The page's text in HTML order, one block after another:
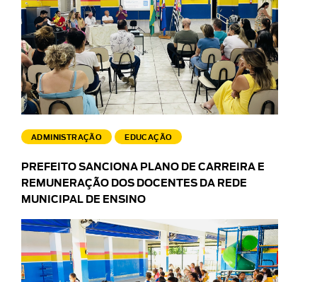
ADMINISTRAÇÃO EDUCAÇÃO
PREFEITO SANCIONA PLANO DE CARREIRA E
REMUNERAÇÃO DOS DOCENTES DA REDE
MUNICIPAL DE ENSINO